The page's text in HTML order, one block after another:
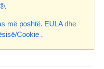
.
më poshtë. EULAdhe
Cookie .